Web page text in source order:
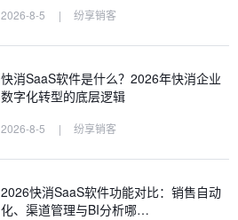
2026-8-5 | 纷享销客
快消SaaS软件是什么？2026年快消企业
数字化转型的底层逻辑
2026-8-5 | 纷享销客
2026快消SaaS软件功能对比：销售自动
化、渠道管理与BI分析哪…